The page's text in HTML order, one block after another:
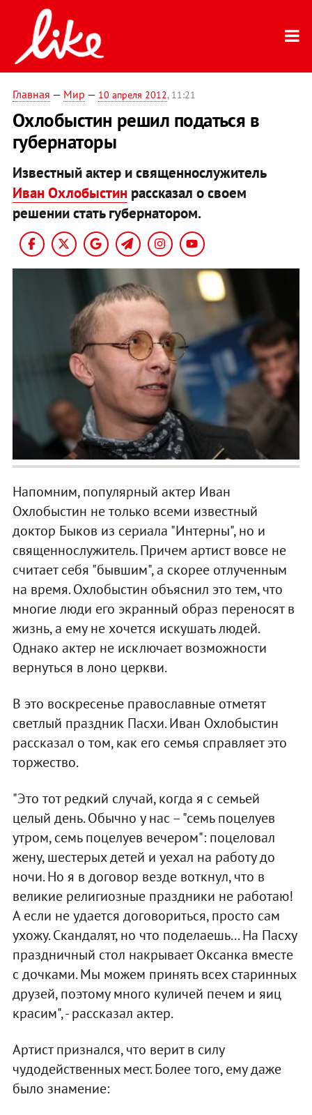
Главная — Мир — 10 апреля 2012, 11:21
Охлобыстин решил податься в
губернаторы
Известный актер и священнослужитель
Иван Охлобыстин рассказал о своем
решении стать губернатором.
Напомним, популярный актер Иван
Охлобыстин не только всеми известный
доктор Быков из сериала "Интерны", но и
священнослужитель. Причем артист вовсе не
считает себя "бывшим", а скорее отлученным
на время. Охлобыстин объяснил это тем, что
многие люди его экранный образ переносят в
жизнь, а ему не хочется искушать людей.
Однако актер не исключает возможности
вернуться в лоно церкви.
В это воскресенье православные отметят
светлый праздник Пасхи. Иван Охлобыстин
рассказал о том, как его семья справляет это
торжество.
"Это тот редкий случай, когда я с семьей
целый день. Обычно у нас – "семь поцелуев
утром, семь поцелуев вечером": поцеловал
жену, шестерых детей и уехал на работу до
ночи. Но я в договор везде воткнул, что в
великие религиозные праздники не работаю!
А если не удается договориться, просто сам
ухожу. Скандалят, но что поделаешь... На Пасху
праздничный стол накрывает Оксанка вместе
с дочками. Мы можем принять всех старинных
друзей, поэтому много куличей печем и яиц
красим", - рассказал актер.
Артист признался, что верит в силу
чудодейственных мест. Более того, ему даже
было знамение: